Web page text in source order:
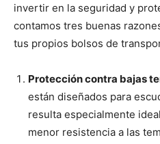
invertir en la seguridad y
contamos tres buenas
tus propios bolsos de
Protección contra bajas
están diseñados para
resulta especialmente
menor resistencia a las